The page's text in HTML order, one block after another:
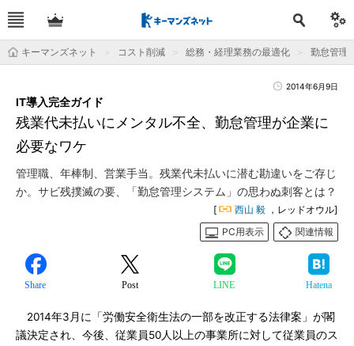
キーマンズネット コスト削減 総務・経理業務の最適化 勤怠管理
2014年6月9日
残業代未払いにメンタル不全、勤怠管理が企業に
必要なワケ
IT導入完全ガイド
管理職、年棒制、営業手当。残業代未払いに潜む勘違いをご存じ
か。サビ残撲滅の要、「勤怠管理システム」の思わぬ刺客とは？
[ 西山 毅 ，レッドオウル]
PC用表示
関連情報
Share Post LINE Hatena
2014年3月に「労働安全衛生法の一部を改正する法律案」が閣
議決定され、今後、従業員50人以上の事業所に対して従業員のス